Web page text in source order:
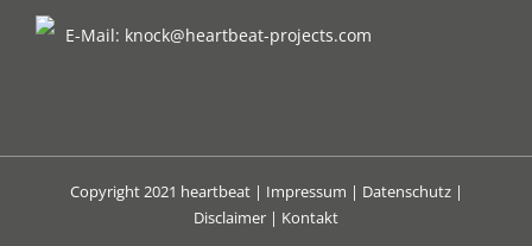
E-Mail: knock@heartbeat-projects.com
Copyright 2021 heartbeat | Impressum | Datenschutz|
Disclaimer | Kontakt